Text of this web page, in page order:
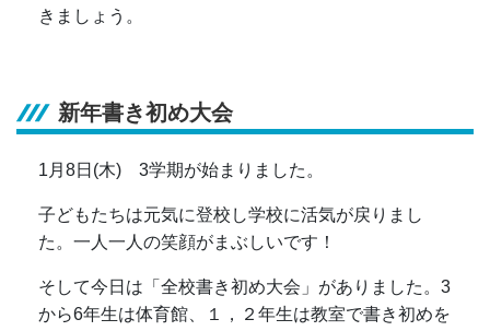
きましょう。
新年書き初め大会
1月8日(木) 3学期が始まりました。
子どもたちは元気に登校し学校に活気が戻りまし
た。一人一人の笑顔がまぶしいです！
そして今日は「全校書き初め大会」がありました。3
から6年生は体育館、１，２年生は教室で書き初めを